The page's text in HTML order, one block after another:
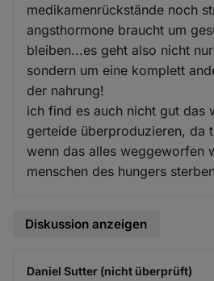
medikamenrückstände noch
angsthormone braucht um
bleiben...es geht also nicht
sondern um eine komplett
der nahrung!
ich find es auch nicht gut das
gerteide überproduzieren, da
wenn das alles weggeworfen
menschen des hungers
Diskussion anzeigen
Daniel Sutter (nicht überprüft)